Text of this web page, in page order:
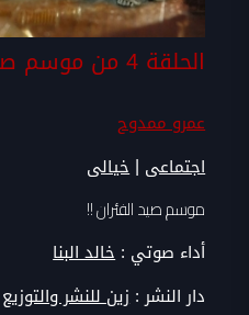
الحلقة 4 من موسم صيد الفئران
عمرو ممدوح
اجتماعى |خيالى
موسم صيد الفئران !!
أداء صوتي :خالد البنا
دار النشر :زين للنشر والتوزيع